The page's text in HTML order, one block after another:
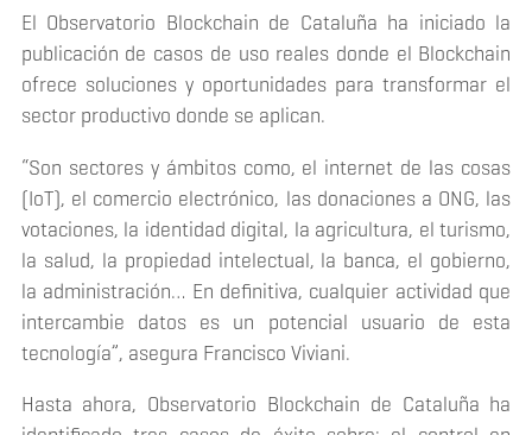
El Observatorio Blockchain de Cataluña ha iniciado la
publicación de casos de uso reales donde el Blockchain
ofrece soluciones y oportunidades para transformar el
sector productivo donde se aplican.
“Son sectores y ámbitos como, el internet de las cosas
(IoT), el comercio electrónico, las donaciones a ONG, las
votaciones, la identidad digital, la agricultura, el turismo,
la salud, la propiedad intelectual, la banca, el gobierno,
la administración… En definitiva, cualquier actividad que
intercambie datos es un potencial usuario de esta
tecnología”, asegura Francisco Viviani.
Hasta ahora, Observatorio Blockchain de Cataluña ha